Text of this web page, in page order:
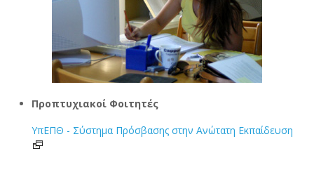
Προπτυχιακοί Φοιτητές
ΥπΕΠΘ - Σύστημα Πρόσβασης στην Ανώτατη Εκπαίδευση